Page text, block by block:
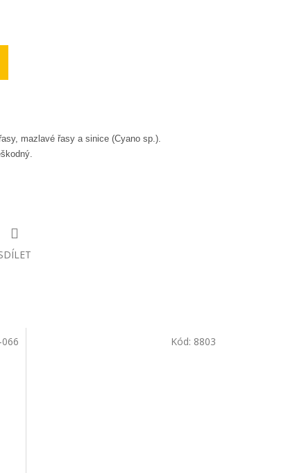
mazlavé řasy a sinice (Cyano sp.).
066 Kód: 8803